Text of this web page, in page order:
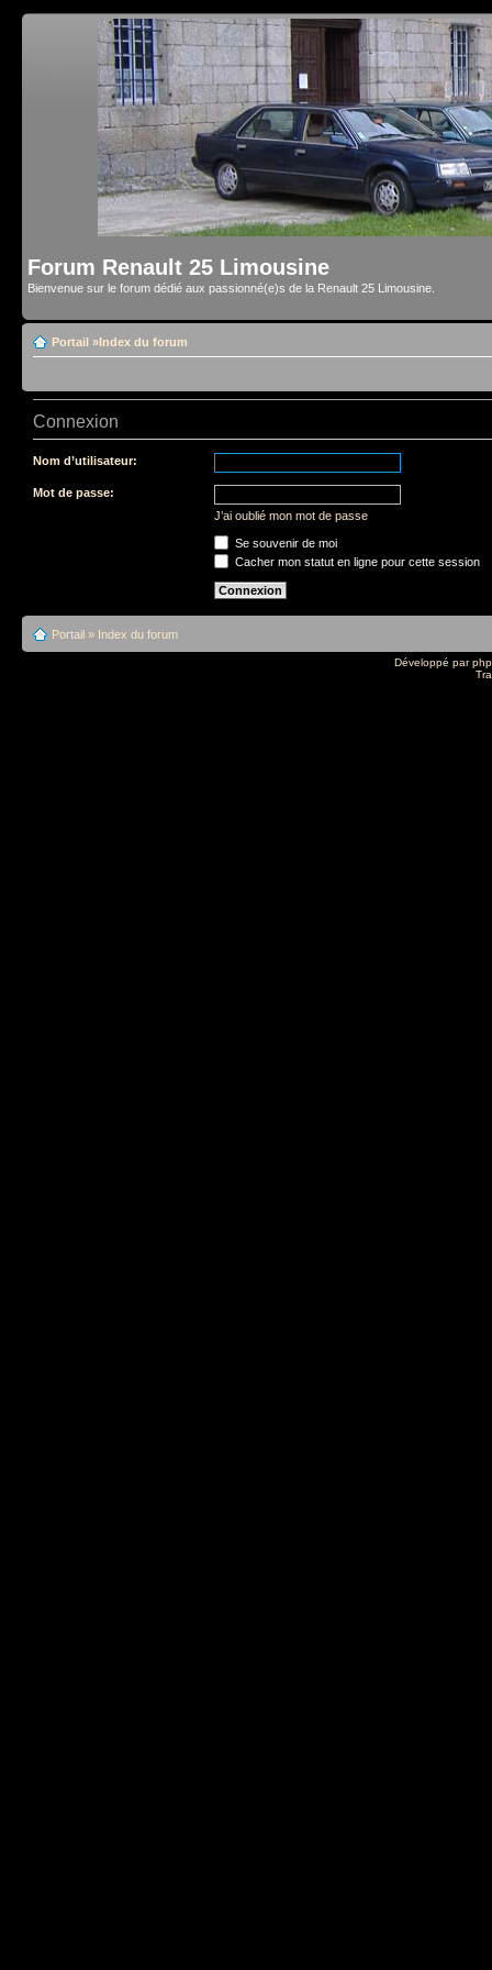
Forum Renault 25 Limousine
Bienvenue sur le forum dédié aux passionné(e)s de la Renault 25 Limousine.
Portail »Index du forum
Connexion
Nom d’utilisateur:
Mot de passe:
J’ai oublié mon mot de passe
Se souvenir de moi
Cacher mon statut en ligne pour cette session
Portail » Index du forum
Développé par